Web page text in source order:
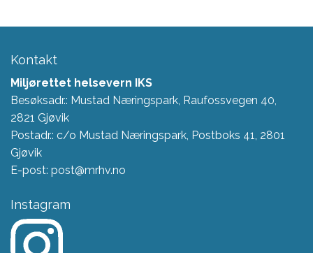
Kontakt
Miljørettet helsevern IKS
Besøksadr.: Mustad Næringspark, Raufossvegen 40,
2821 Gjøvik
Postadr.: c/o Mustad Næringspark, Postboks 41, 2801
Gjøvik
E-post: post@mrhv.no
Instagram